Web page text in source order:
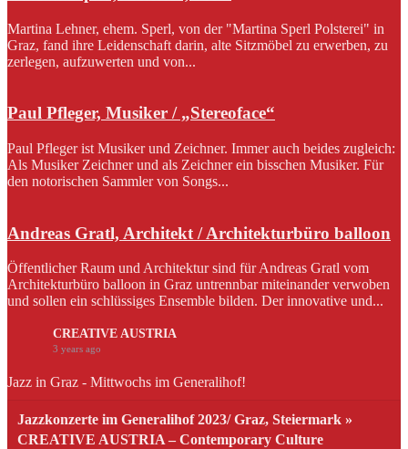
Martina Lehner, ehem. Sperl, von der "Martina Sperl Polsterei" in
Graz, fand ihre Leidenschaft darin, alte Sitzmöbel zu erwerben, zu
zerlegen, aufzuwerten und von...
Paul Pfleger, Musiker / „Stereoface“
Paul Pfleger ist Musiker und Zeichner. Immer auch beides zugleich:
Als Musiker Zeichner und als Zeichner ein bisschen Musiker. Für
den notorischen Sammler von Songs...
Andreas Gratl, Architekt / Architekturbüro balloon
Öffentlicher Raum und Architektur sind für Andreas Gratl vom
Architekturbüro balloon in Graz untrennbar miteinander verwoben
und sollen ein schlüssiges Ensemble bilden. Der innovative und...
CREATIVE AUSTRIA
3 years ago
Jazz in Graz - Mittwochs im Generalihof!
Jazzkonzerte im Generalihof 2023/ Graz, Steiermark »
CREATIVE AUSTRIA – Contemporary Culture